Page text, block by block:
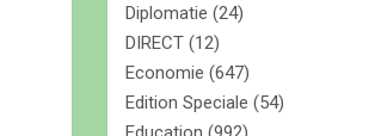
Diplomatie (24)
DIRECT (12)
Economie (647)
Edition Speciale (54)